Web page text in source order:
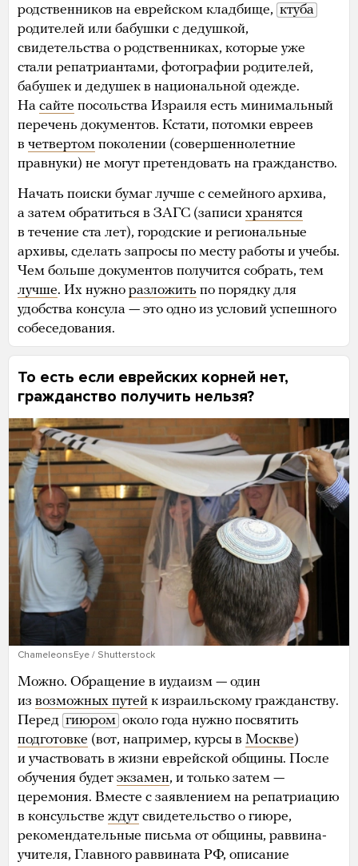
родственников на еврейском кладбище, ктуба
родителей или бабушки с дедушкой,
свидетельства о родственниках, которые уже
стали репатриантами, фотографии родителей,
бабушек и дедушек в национальной одежде.
На сайте посольства Израиля есть минимальный
перечень документов. Кстати, потомки евреев
в четвертом поколении (совершеннолетние
правнуки) не могут претендовать на гражданство.
Начать поиски бумаг лучше с семейного архива,
а затем обратиться в ЗАГС (записи хранятся
в течение ста лет), городские и региональные
архивы, сделать запросы по месту работы и учебы.
Чем больше документов получится собрать, тем
лучше. Их нужно разложить по порядку для
удобства консула — это одно из условий успешного
собеседования.
То есть если еврейских корней нет,
гражданство получить нельзя?
ChameleonsEye / Shutterstock
Можно. Обращение в иудаизм — один
из возможных путей к израильскому гражданству.
Перед гиюром около года нужно посвятить
подготовке (вот, например, курсы в Москве)
и участвовать в жизни еврейской общины. После
обучения будет экзамен, и только затем —
церемония. Вместе с заявлением на репатриацию
в консульстве ждут свидетельство о гиюре,
рекомендательные письма от общины, раввина-
учителя, Главного раввината РФ, описание